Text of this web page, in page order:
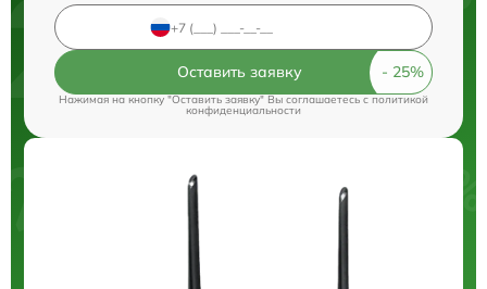
Оставить заявку
Нажимая на кнопку "Оставить заявку" Вы соглашаетесь cполитикой
конфиденциальности